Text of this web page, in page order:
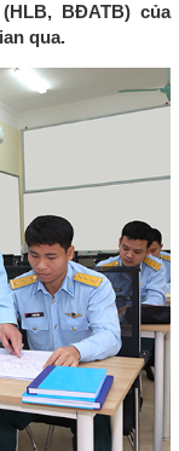
BĐATB) của
qua.